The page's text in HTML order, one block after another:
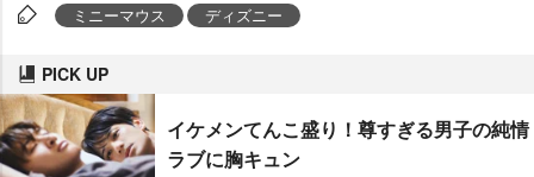
ミニーマウス ディズニー
PICK UP
イケメンてんこ盛り！尊すぎる男子の純情
ラブに胸キュン